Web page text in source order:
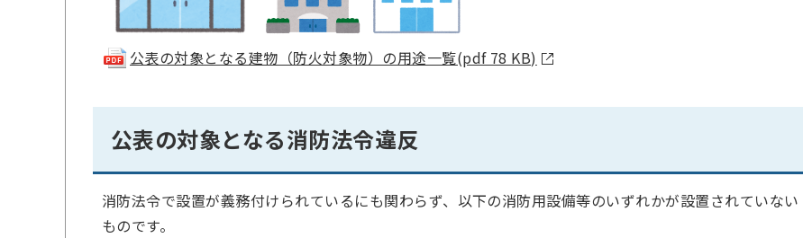
公表の対象となる建物（防火対象物）の用途一覧(pdf 78 KB)
公表の対象となる消防法令違反
消防法令で設置が義務付けられているにも関わらず、以下の消防用設備等のいずれかが設置されていない
ものです。